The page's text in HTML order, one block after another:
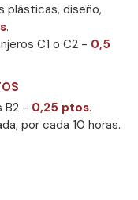
plásticas, diseño,
.
C1 o C2 - 0,5
B2 - 0,25 ptos.
por cada 10 horas.